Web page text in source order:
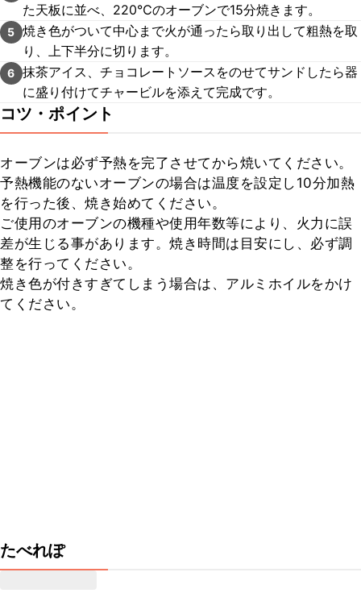
た天板に並べ、220℃のオーブンで15分焼きます。
5 焼き色がついて中心まで火が通ったら取り出して粗熱を取
り、上下半分に切ります。
6 抹茶アイス、チョコレートソースをのせてサンドしたら器
に盛り付けてチャービルを添えて完成です。
コツ・ポイント
オーブンは必ず予熱を完了させてから焼いてください。
予熱機能のないオーブンの場合は温度を設定し10分加熱
を行った後、焼き始めてください。
ご使用のオーブンの機種や使用年数等により、火力に誤
差が生じる事があります。焼き時間は目安にし、必ず調
整を行ってください。
焼き色が付きすぎてしまう場合は、アルミホイルをかけ
てください。
たべれぽ